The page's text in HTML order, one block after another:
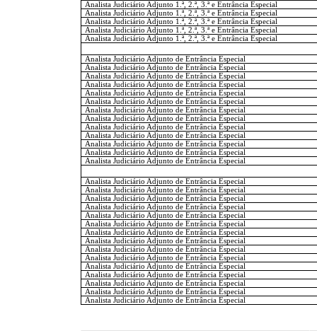
Analista Judiciário Adjunto 1.ª, 2.ª, 3.ª e Entrância Especial
Analista Judiciário Adjunto 1.ª, 2.ª, 3.ª e Entrância Especial
Analista Judiciário Adjunto 1.ª, 2.ª, 3.ª e Entrância Especial
Analista Judiciário Adjunto 1.ª, 2.ª, 3.ª e Entrância Especial
Analista Judiciário Adjunto 1.ª, 2.ª, 3.ª e Entrância Especial
Analista Judiciário Adjunto de Entrância Especial
Analista Judiciário Adjunto de Entrância Especial
Analista Judiciário Adjunto de Entrância Especial
Analista Judiciário Adjunto de Entrância Especial
Analista Judiciário Adjunto de Entrância Especial
Analista Judiciário Adjunto de Entrância Especial
Analista Judiciário Adjunto de Entrância Especial
Analista Judiciário Adjunto de Entrância Especial
Analista Judiciário Adjunto de Entrância Especial
Analista Judiciário Adjunto de Entrância Especial
Analista Judiciário Adjunto de Entrância Especial
Analista Judiciário Adjunto de Entrância Especial
Analista Judiciário Adjunto de Entrância Especial
Analista Judiciário Adjunto de Entrância Especial
Analista Judiciário Adjunto de Entrância Especial
Analista Judiciário Adjunto de Entrância Especial
Analista Judiciário Adjunto de Entrância Especial
Analista Judiciário Adjunto de Entrância Especial
Analista Judiciário Adjunto de Entrância Especial
Analista Judiciário Adjunto de Entrância Especial
Analista Judiciário Adjunto de Entrância Especial
Analista Judiciário Adjunto de Entrância Especial
Analista Judiciário Adjunto de Entrância Especial
Analista Judiciário Adjunto de Entrância Especial
Analista Judiciário Adjunto de Entrância Especial
Analista Judiciário Adjunto de Entrância Especial
Analista Judiciário Adjunto de Entrância Especial
Analista Judiciário Adjunto de Entrância Especial